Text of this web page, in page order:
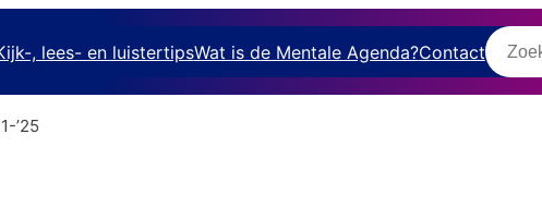
, lees- en luistertipsWat is de Mentale Agenda?Contact
Zoeken
’25